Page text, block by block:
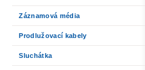
Záznamová média
Prodlužovací kabely
Sluchátka